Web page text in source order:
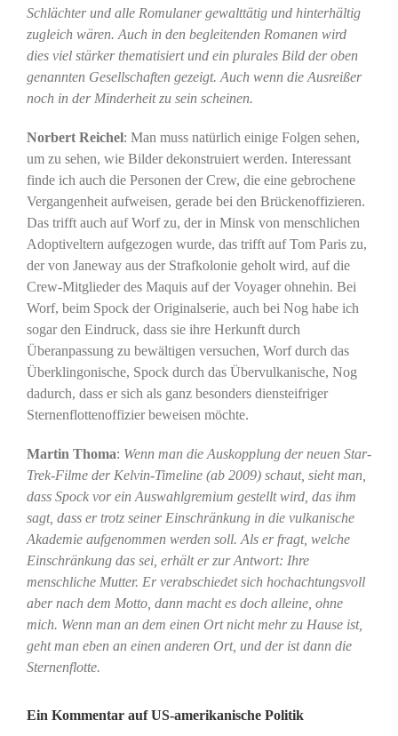
Schlächter und alle Romulaner gewalttätig und hinterhältig
zugleich wären. Auch in den begleitenden Romanen wird
dies viel stärker thematisiert und ein plurales Bild der oben
genannten Gesellschaften gezeigt. Auch wenn die Ausreißer
noch in der Minderheit zu sein scheinen.
Norbert Reichel: Man muss natürlich einige Folgen sehen,
um zu sehen, wie Bilder dekonstruiert werden. Interessant
finde ich auch die Personen der Crew, die eine gebrochene
Vergangenheit aufweisen, gerade bei den Brückenoffizieren.
Das trifft auch auf Worf zu, der in Minsk von menschlichen
Adoptiveltern aufgezogen wurde, das trifft auf Tom Paris zu,
der von Janeway aus der Strafkolonie geholt wird, auf die
Crew-Mitglieder des Maquis auf der Voyager ohnehin. Bei
Worf, beim Spock der Originalserie, auch bei Nog habe ich
sogar den Eindruck, dass sie ihre Herkunft durch
Überanpassung zu bewältigen versuchen, Worf durch das
Überklingonische, Spock durch das Übervulkanische, Nog
dadurch, dass er sich als ganz besonders diensteifriger
Sternenflottenoffizier beweisen möchte.
Martin Thoma: Wenn man die Auskopplung der neuen Star-
Trek-Filme der Kelvin-Timeline (ab 2009) schaut, sieht man,
dass Spock vor ein Auswahlgremium gestellt wird, das ihm
sagt, dass er trotz seiner Einschränkung in die vulkanische
Akademie aufgenommen werden soll. Als er fragt, welche
Einschränkung das sei, erhält er zur Antwort: Ihre
menschliche Mutter. Er verabschiedet sich hochachtungsvoll
aber nach dem Motto, dann macht es doch alleine, ohne
mich. Wenn man an dem einen Ort nicht mehr zu Hause ist,
geht man eben an einen anderen Ort, und der ist dann die
Sternenflotte.
Ein Kommentar auf US-amerikanische Politik